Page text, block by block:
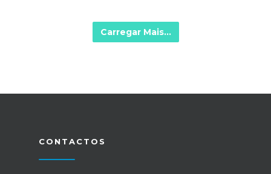
Carregar Mais...
CONTACTOS